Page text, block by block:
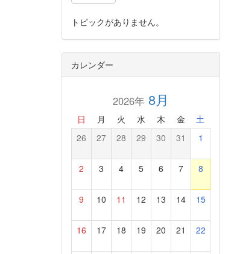
トピックがありません。
カレンダー
2026年8月
日 月 火 水 木 金 土
26 27 28 29 30 31 1
2 3 4 5 6 7 8
9 10 11 12 13 14 15
16 17 18 19 20 21 22